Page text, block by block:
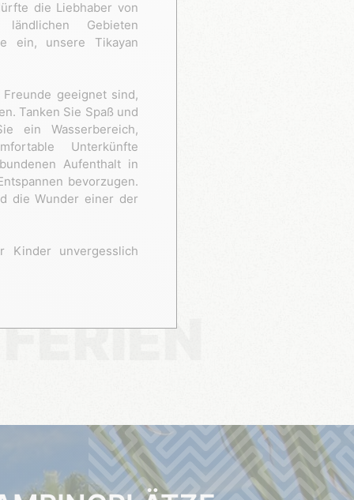
die Liebhaber von
Gebieten
ein, unsere Tikayan
geeignet sind,
Tanken Sie Spaß und
ein Wasserbereich,
Unterkünfte
Aufenthalt in
bevorzugen.
die Wunder einer der
Kinder unvergesslich
FERIEN